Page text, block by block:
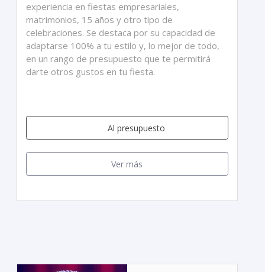
experiencia en fiestas empresariales,
matrimonios, 15 años y otro tipo de
celebraciones. Se destaca por su capacidad de
adaptarse 100% a tu estilo y, lo mejor de todo,
en un rango de presupuesto que te permitirá
darte otros gustos en tu fiesta.
Al presupuesto
Ver más